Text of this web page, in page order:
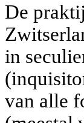
De
in
van alle